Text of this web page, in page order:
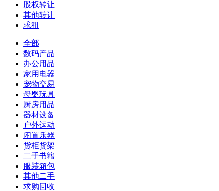
股权转让
其他转让
求租
全部
数码产品
办公用品
家用电器
宠物交易
母婴玩具
厨房用品
器材设备
户外运动
闲置乐器
货柜货架
二手书籍
服装箱包
其他二手
求购回收